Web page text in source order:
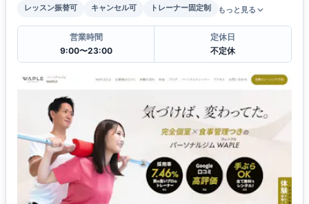
レッスン振替可
キャンセル可 トレーナー固定制 もっと見る
営業時間
9:00〜23:00
定休日
不定休